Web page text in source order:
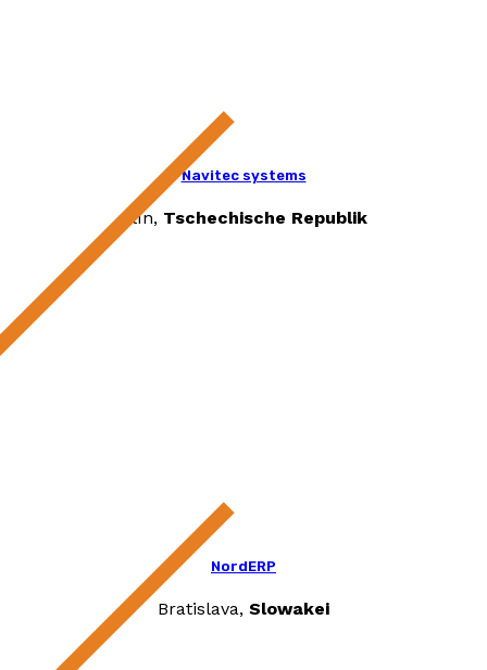
Navitec systems
Zlín, Tschechische Republik
NordERP
Bratislava, Slowakei